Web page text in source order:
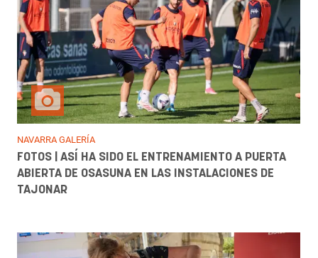
NAVARRA GALERÍA
FOTOS | ASÍ HA SIDO EL ENTRENAMIENTO A PUERTA
ABIERTA DE OSASUNA EN LAS INSTALACIONES DE
TAJONAR